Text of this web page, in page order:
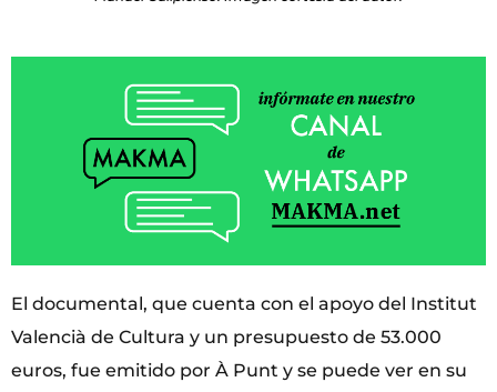
El documental, que cuenta con el apoyo del Institut
Valencià de Cultura y un presupuesto de 53.000
euros, fue emitido por À Punt y se puede ver en su